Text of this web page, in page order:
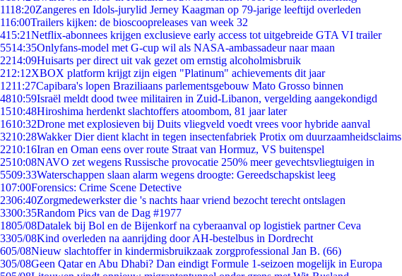
1118:20Zangeres en Idols-jurylid Jerney Kaagman op 79-jarige leeftijd overleden
116:00Trailers kijken: de bioscoopreleases van week 32
415:21Netflix-abonnees krijgen exclusieve early access tot uitgebreide GTA VI trailer
5514:35Onlyfans-model met G-cup wil als NASA-ambassadeur naar maan
2214:09Huisarts per direct uit vak gezet om ernstig alcoholmisbruik
212:12XBOX platform krijgt zijn eigen "Platinum" achievements dit jaar
1211:27Capibara's lopen Braziliaans parlementsgebouw Mato Grosso binnen
4810:59Israël meldt dood twee militairen in Zuid-Libanon, vergelding aangekondigd
1510:48Hiroshima herdenkt slachtoffers atoombom, 81 jaar later
1610:32Drone met explosieven bij Duits vliegveld voedt vrees voor hybride aanval
3210:28Wakker Dier dient klacht in tegen insectenfabriek Protix om duurzaamheidsclaims
2210:16Iran en Oman eens over route Straat van Hormuz, VS buitenspel
2510:08NAVO zet wegens Russische provocatie 250% meer gevechtsvliegtuigen in
5509:33Waterschappen slaan alarm wegens droogte: Gereedschapskist leeg
107:00Forensics: Crime Scene Detective
2306:40Zorgmedewerkster die 's nachts haar vriend bezocht terecht ontslagen
3300:35Random Pics van de Dag #1977
1805/08Datalek bij Bol en de Bijenkorf na cyberaanval op logistiek partner Ceva
3305/08Kind overleden na aanrijding door AH-bestelbus in Dordrecht
605/08Nieuw slachtoffer in kindermisbruikzaak zorgprofessional Jan B. (66)
305/08Geen Qatar en Abu Dhabi? Dan eindigt Formule 1-seizoen mogelijk in Europa